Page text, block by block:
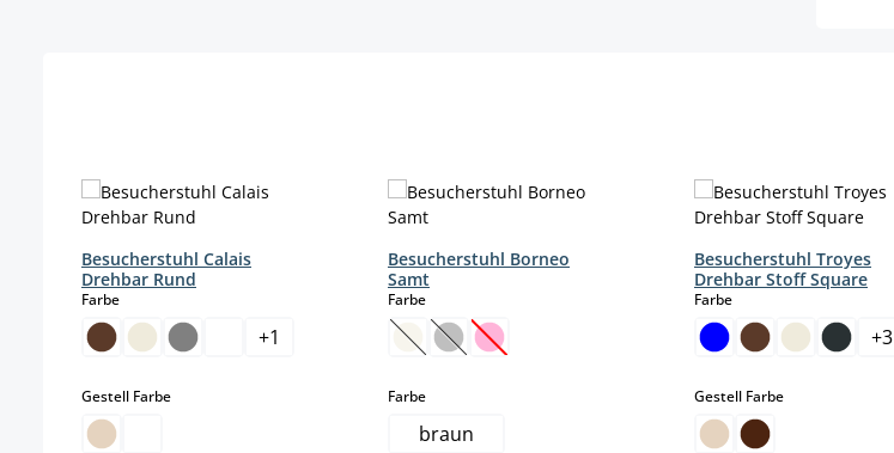
Besucherstuhl Calais
Drehbar Rund
Farbeauswählen
+1
Gestell Farbeauswählen
Besucherstuhl Borneo
Samt
Farbeauswählen
(Diese Option ist zurzeit nicht verfügbar.)
(Diese Option ist zurzeit nicht verfügbar.)
(Diese Option ist zurzeit nicht verfügbar.)
Farbeauswählen
braun
Besucherstuhl Troyes
Drehbar Stoff Square
Farbeauswählen
+3
Gestell Farbeauswählen